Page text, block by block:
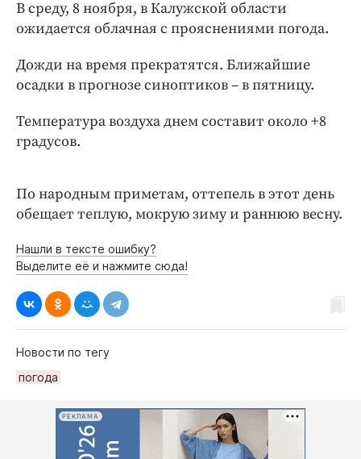
Блоги
Издания
Интересное чтиво
Бренд года
Работодатель года
В среду, 8 ноября, в Калужской области
ожидается облачная с прояснениями погода.
Дожди на время прекратятся. Ближайшие
осадки в прогнозе синоптиков – в пятницу.
Температура воздуха днем составит около +8
градусов.
По народным приметам, оттепель в этот день
обещает теплую, мокрую зиму и раннюю весну.
Нашли в тексте ошибку?
Выделите её и нажмите сюда!
Новости по тегу
погода
РЕКЛАМА